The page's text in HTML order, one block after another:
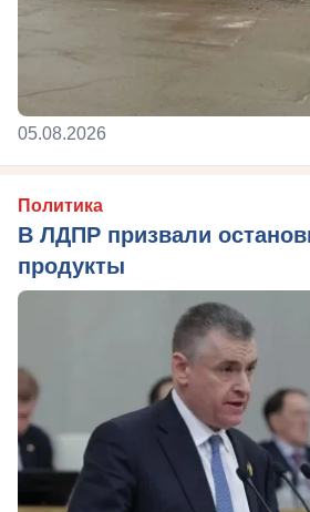
05.08.2026
Политика
В ЛДПР призвали
продукты